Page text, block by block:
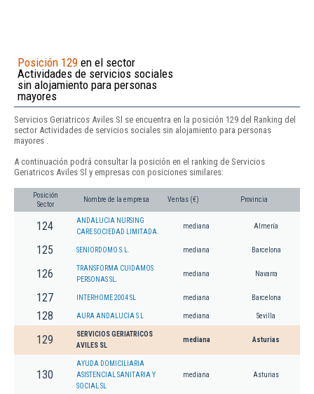
Posición 129 en el sector
Actividades de servicios sociales
sin alojamiento para personas
mayores
Servicios Geriatricos Aviles Sl se encuentra en la posición 129 del Ranking del
sector Actividades de servicios sociales sin alojamiento para personas
mayores .
A continuación podrá consultar la posición en el ranking de Servicios
Geriatricos Aviles Sl y empresas con posiciones similares:
Posición
Sector
Nombre de la empresa Ventas (€) Provincia
124
ANDALUCIA NURSING
CARE SOCIEDAD LIMITADA.
mediana Almería
125 SENIORDOMO S.L. mediana Barcelona
126
TRANSFORMA CUIDAMOS
PERSONAS SL.
mediana Navarra
127 INTERHOME 2004 SL mediana Barcelona
128 AURA ANDALUCIA S L mediana Sevilla
129
SERVICIOS GERIATRICOS
AVILES SL
mediana Asturias
130
AYUDA DOMICILIARIA
ASISTENCIAL SANITARIA Y
SOCIAL SL
mediana Asturias